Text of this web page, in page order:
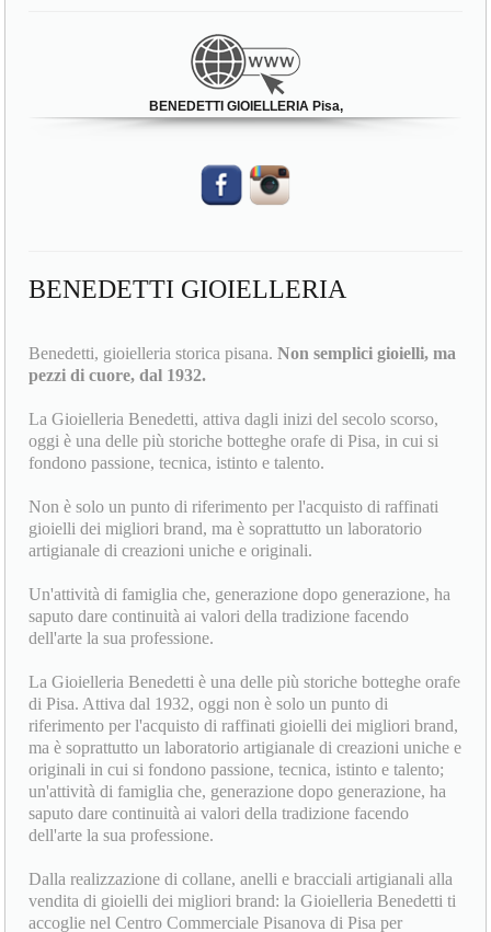
BENEDETTI GIOIELLERIA
pezzi di cuore, dal 1932.
La Gioielleria Benedetti, attiva dagli inizi del secolo scorso,
fondono passione, tecnica, istinto e talento.
Non è solo un punto di riferimento per l'acquisto di raffinati
artigianale di creazioni uniche e originali.
Un'attività di famiglia che, generazione dopo generazione, ha
dell'arte la sua professione.
La Gioielleria Benedetti è una delle più storiche botteghe orafe
di Pisa. Attiva dal 1932, oggi non è solo un punto di
riferimento per l'acquisto di raffinati gioielli dei migliori brand,
ma è soprattutto un laboratorio artigianale di creazioni uniche e
originali in cui si fondono passione, tecnica, istinto e talento;
un'attività di famiglia che, generazione dopo generazione, ha
dell'arte la sua professione.